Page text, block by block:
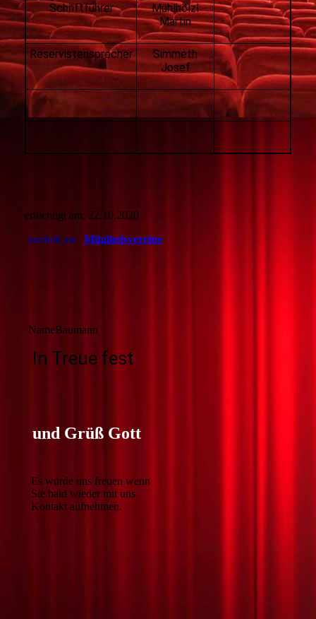
Schriftführer
Mühlhölzl
Martin
Reservistensprecher
Simmeth
Josef
ertüchtigt am: 22.10.2020
zurück zu
Mitgliedsvereine
NameBaumann
In Treue fest
und Grüß Gott
Es würde uns freuen wenn
Sie bald wieder mit uns
Kontakt aufnehmen.